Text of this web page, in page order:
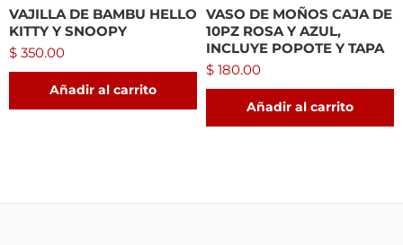
VAJILLA DE BAMBU HELLO
KITTY Y SNOOPY
$ 350.00
Añadir al carrito
VASO DE MOÑOS CAJA DE
10PZ ROSA Y AZUL,
INCLUYE POPOTE Y TAPA
$ 180.00
Añadir al carrito